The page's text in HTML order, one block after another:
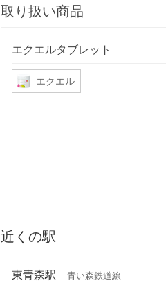
取り扱い商品
エクエルタブレット
エクエル
近くの駅
東青森駅 青い森鉄道線